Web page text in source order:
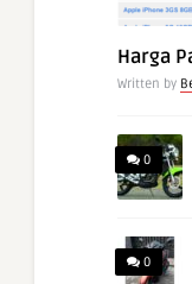
Harga
Written by
0
0